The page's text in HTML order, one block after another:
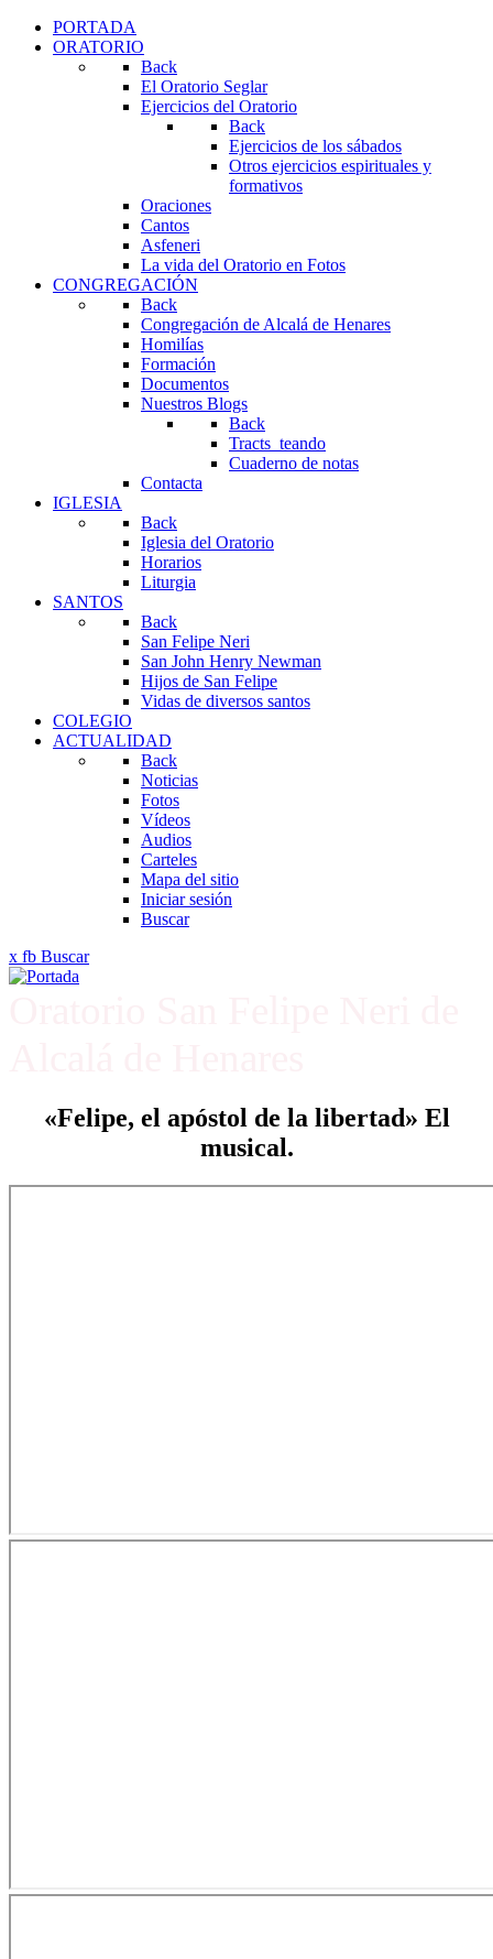
PORTADA
ORATORIO
Back
El Oratorio Seglar
Ejercicios del Oratorio
Back
Ejercicios de los sábados
Otros ejercicios espirituales y
formativos
Oraciones
Cantos
Asfeneri
La vida del Oratorio en Fotos
CONGREGACIÓN
Back
Congregación de Alcalá de Henares
Homilías
Formación
Documentos
Nuestros Blogs
Back
Tracts_teando
Cuaderno de notas
Contacta
IGLESIA
Back
Iglesia del Oratorio
Horarios
Liturgia
SANTOS
Back
San Felipe Neri
San John Henry Newman
Hijos de San Felipe
Vidas de diversos santos
COLEGIO
ACTUALIDAD
Back
Noticias
Fotos
Vídeos
Audios
Carteles
Mapa del sitio
Iniciar sesión
Buscar
x fb Buscar
«Felipe, el apóstol de la libertad» El
musical.